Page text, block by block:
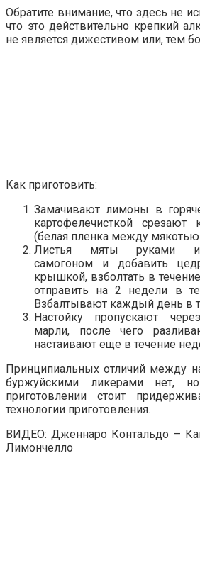
Обратите внимание, что здесь не
что это действительно крепкий
не является дижестивом или, тем
Как приготовить:
Замачивают лимоны в
картофелечисткой
(белая пленка между
Листья мяты руками
самогоном и добавить
крышкой, взболтать в
отправить на 2 недели в
Взбалтывают каждый день в
Настойку пропускают
марли, после чего
настаивают еще в течение
Принципиальных отличий между
буржуйскими ликерами
приготовлении стоит
технологии приготовления.
ВИДЕО: Дженнаро Контальдо –
Лимончелло